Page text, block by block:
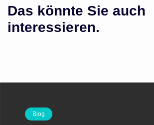
Das könnte Sie auch
interessieren.
Blog